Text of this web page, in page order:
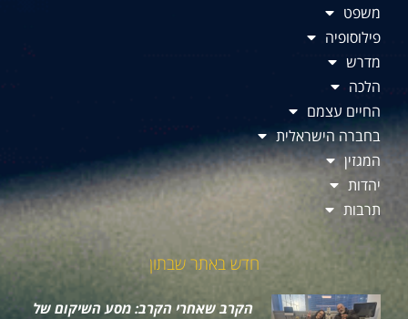
משפט
פילוסופיה
מדרש
הלכה
החיים עצמם
בחברה הישראלית
המגזין
יהדות
תרבות
חדש באתר שבתון
הקרב שאחרי הקרב: מסע השיקום של